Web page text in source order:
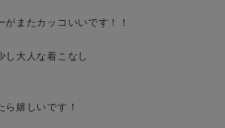
またカッコいいです！！
し大人な着こなし
ら嬉しいです！